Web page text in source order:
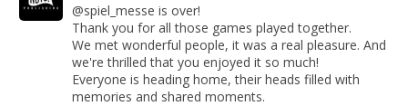
@spiel_messe is over!
Thank you for all those games played together.
We met wonderful people, it was a real pleasure. And
we're thrilled that you enjoyed it so much!
Everyone is heading home, their heads filled with
memories and shared moments.